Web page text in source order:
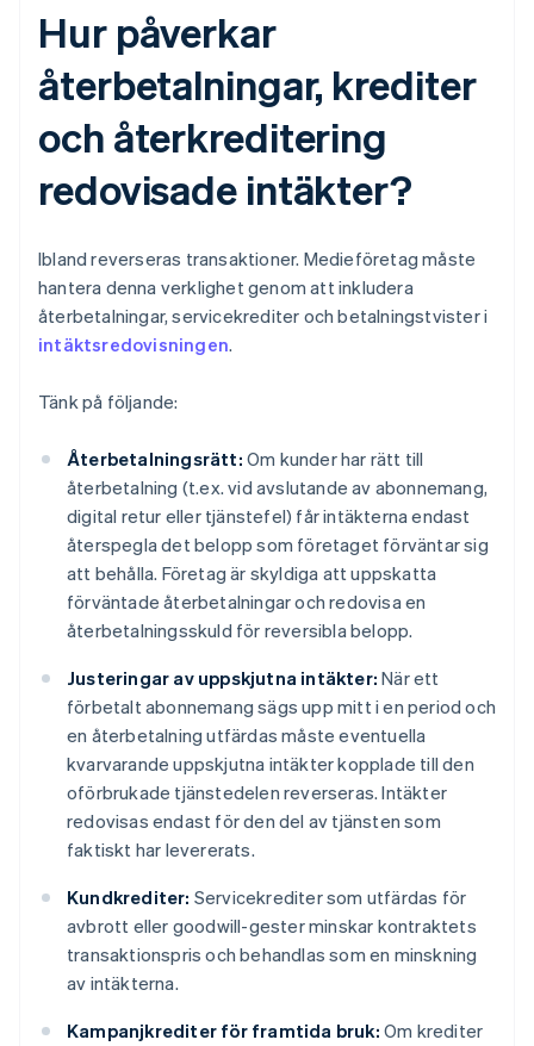
Hur påverkar
återbetalningar, krediter
och återkreditering
redovisade intäkter?
Ibland reverseras transaktioner. Medieföretag måste
hantera denna verklighet genom att inkludera
återbetalningar, servicekrediter och betalningstvister i
intäktsredovisningen.
Tänk på följande:
Återbetalningsrätt: Om kunder har rätt till
återbetalning (t.ex. vid avslutande av abonnemang,
digital retur eller tjänstefel) får intäkterna endast
återspegla det belopp som företaget förväntar sig
att behålla. Företag är skyldiga att uppskatta
förväntade återbetalningar och redovisa en
återbetalningsskuld för reversibla belopp.
Justeringar av uppskjutna intäkter: När ett
förbetalt abonnemang sägs upp mitt i en period och
en återbetalning utfärdas måste eventuella
kvarvarande uppskjutna intäkter kopplade till den
oförbrukade tjänstedelen reverseras. Intäkter
redovisas endast för den del av tjänsten som
faktiskt har levererats.
Kundkrediter: Servicekrediter som utfärdas för
avbrott eller goodwill-gester minskar kontraktets
transaktionspris och behandlas som en minskning
av intäkterna.
Kampanjkrediter för framtida bruk: Om krediter